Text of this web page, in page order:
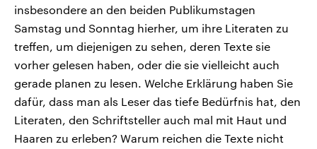
insbesondere an den beiden Publikumstagen
Samstag und Sonntag hierher, um ihre Literaten zu
treffen, um diejenigen zu sehen, deren Texte sie
vorher gelesen haben, oder die sie vielleicht auch
gerade planen zu lesen. Welche Erklärung haben Sie
dafür, dass man als Leser das tiefe Bedürfnis hat, den
Literaten, den Schriftsteller auch mal mit Haut und
Haaren zu erleben? Warum reichen die Texte nicht